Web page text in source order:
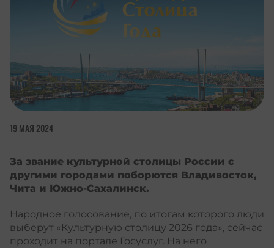
19 МАЯ 2024
За звание культурной столицы России с
другими городами поборются Владивосток,
Чита и Южно-Сахалинск.
Народное голосование, по итогам которого люди
выберут «Культурную столицу 2026 года», сейчас
проходит на портале Госуслуг. На него